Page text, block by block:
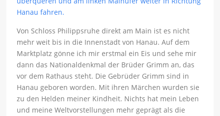
Von Schloss Philippsruhe direkt am Main ist es nicht
mehr weit bis in die Innenstadt von Hanau. Auf dem
Marktplatz gönne ich mir erstmal ein Eis und sehe mir
dann das Nationaldenkmal der Brüder Grimm an, das
vor dem Rathaus steht. Die Gebrüder Grimm sind in
Hanau geboren worden. Mit ihren Märchen wurden sie
zu den Helden meiner Kindheit. Nichts hat mein Leben
und meine Weltvorstellungen mehr geprägt als die